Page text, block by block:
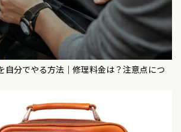
自分でやる方法｜修理料金は？注意点につ